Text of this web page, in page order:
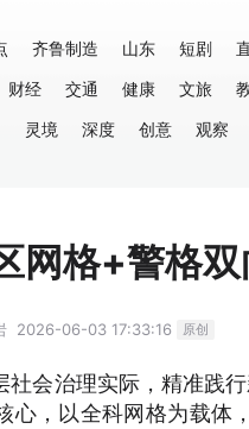
齐鲁制造 山东 短剧
财经 交通 健康 文旅
灵境 深度 创意 观察
网格+警格
2026-06-03 17:33:16 原创
社会治理实际，精准践
心，以全科网格为载体